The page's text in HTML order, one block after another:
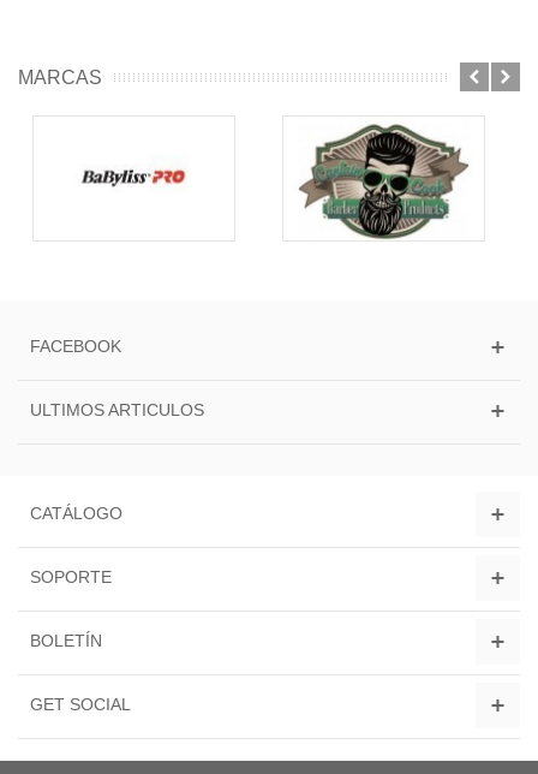
MARCAS
FACEBOOK
ULTIMOS ARTICULOS
CATÁLOGO
SOPORTE
BOLETÍN
GET SOCIAL